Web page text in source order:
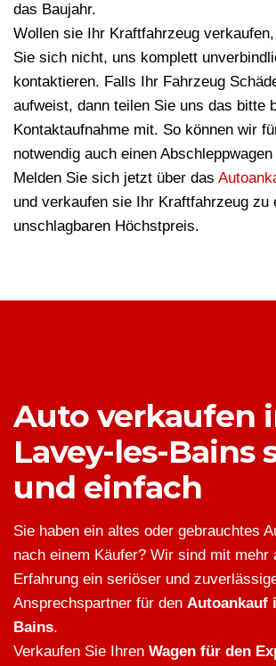
das Baujahr.
Wollen sie Ihr Kraftfahrzeug
Sie sich nicht, uns komplett
kontaktieren. Falls Ihr Fahrzeug
aufweist, dann teilen Sie uns das bitte
Kontaktaufnahme mit. So können wir
notwendig auch einen
Melden Sie sich jetzt über das
und verkaufen sie Ihr Kraftfahrzeug zu
unschlagbaren Höchstpreis.
Auto verkaufen
Lavey-les-Bains
und einfach
Sie haben ein altes oder gebrauchtes
nach einem Käufer? Wir sind mit mehr
Erfahrung ein seriöser und
Ansprechspartner für den Autoankauf
Bains.
Verkaufen Sie Ihren Wagen für den